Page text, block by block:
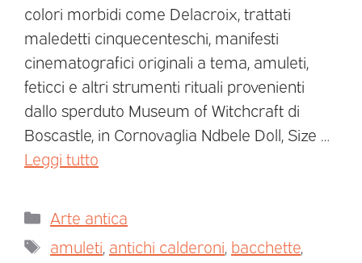
colori morbidi come Delacroix, trattati
maledetti cinquecenteschi, manifesti
cinematografici originali a tema, amuleti,
feticci e altri strumenti rituali provenienti
dallo sperduto Museum of Witchcraft di
Boscastle, in Cornovaglia Ndbele Doll, Size …
Leggi tutto
Arte antica
amuleti antichi calderoni bacchette